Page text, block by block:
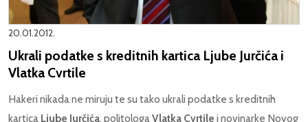
20.01.2012.
Ukrali podatke s kreditnih kartica Ljube Jurčića i
Vlatka Cvrtile
Hakeri nikada ne miruju te su tako ukrali podatke s kreditnih
kartica Ljube Jurčića, politologaVlatka Cvrtile i novinarke Novog